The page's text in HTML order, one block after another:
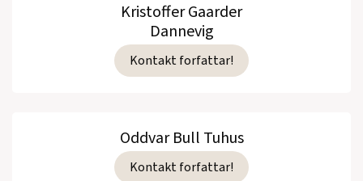
Kristoffer Gaarder
Dannevig
Kontakt forfattar!
Oddvar Bull Tuhus
Kontakt forfattar!